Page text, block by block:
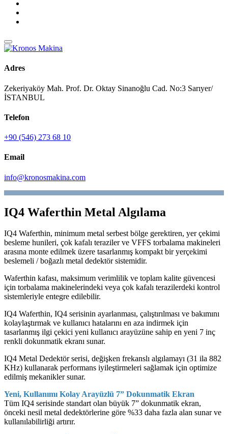
Adres
Zekeriyaköy Mah. Prof. Dr. Oktay Sinanoğlu Cad. No:3 Sarıyer/
İSTANBUL
Telefon
+90 (546) 273 68 10
Email
info@kronosmakina.com
IQ4 Waferthin Metal Algılama
IQ4 Waferthin, minimum metal serbest bölge gerektiren, yer çekimi
besleme hunileri, çok kafalı teraziler ve VFFS torbalama makineleri
arasına monte edilmek üzere tasarlanmış kompakt bir yerçekimi
beslemeli / boğazlı metal dedektör sistemidir.
Waferthin kafası, maksimum verimlilik ve toplam kalite güvencesi
için torbalama makinelerindeki veya çok kafalı terazilerdeki kontrol
sistemleriyle entegre edilebilir.
IQ4 Waferthin, IQ4 serisinin ayarlanması, çalıştırılması ve bakımını
kolaylaştırmak ve kullanıcı hatalarını en aza indirmek için
tasarlanmış ilgi çekici yeni kullanıcı arayüzüne sahip en yeni 7 inç
renkli dokunmatik ekranı sunar.
IQ4 Metal Dedektör serisi, değişken frekanslı algılamayı (31 ila 882
KHz) kullanarak performans iyileştirmeleri sağlamak için optimize
edilmiş mekanikler sunar.
Yeni, Kullanımı Kolay Arayüzlü 7” Dokunmatik Ekran
Tüm IQ4 serisinde standart olan büyük 7” dokunmatik ekran,
önceki nesil metal dedektörlerine göre %33 daha fazla alan sunar ve
kullanılabilirliği artırır.